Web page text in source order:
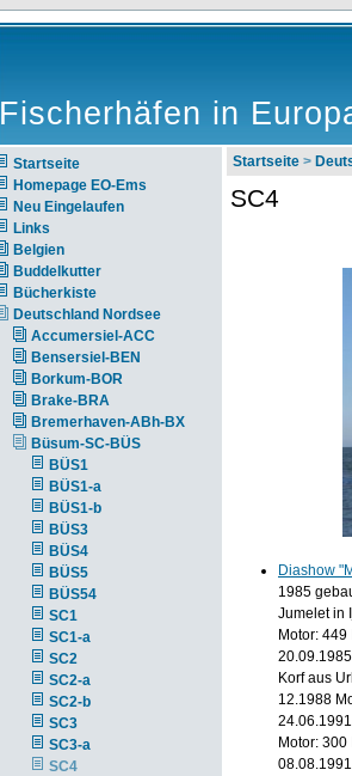
Fischerhäfen in
Startseite
Homepage EO-Ems
Neu Eingelaufen
Links
Belgien
Buddelkutter
Bücherkiste
Deutschland Nordsee
Accumersiel-ACC
Bensersiel-BEN
Borkum-BOR
Brake-BRA
Bremerhaven-ABh-BX
Büsum-SC-BÜS
BÜS1
BÜS1-a
BÜS1-b
BÜS3
BÜS4
BÜS5
BÜS54
SC1
SC1-a
SC2
SC2-a
SC2-b
SC3
SC3-a
SC4
Startseite >
SC4
Diashow
1985
Jumelet in
Motor: 449
Korf aus
12.1988
Motor: 300